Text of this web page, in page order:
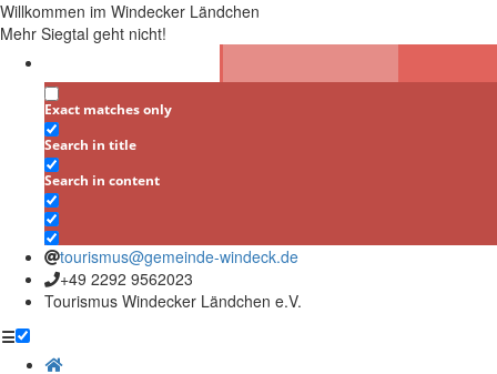
Willkommen im Windecker Ländchen
Mehr Siegtal geht nicht!
Exact matches only
Search in title
Search in content
tourismus@gemeinde-windeck.de
+49 2292 9562023
Tourismus Windecker Ländchen e.V.
☰